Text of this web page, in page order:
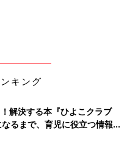
キング
解決する本『ひよこクラブ
るまで、育児に役立つ情報が